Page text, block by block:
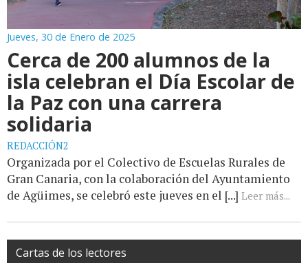
Jueves, 30 de Enero de 2025
Cerca de 200 alumnos de la
isla celebran el Día Escolar de
la Paz con una carrera
solidaria
REDACCIÓN2
Organizada por el Colectivo de Escuelas Rurales de
Gran Canaria, con la colaboración del Ayuntamiento
de Agüimes, se celebró este jueves en el [...] Leer más...
Cartas de los lectores